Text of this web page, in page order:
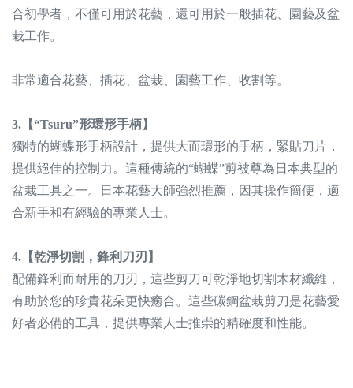
合初學者，不僅可用於花藝，還可用於一般插花、園藝及盆
栽工作。
非常適合花藝、插花、盆栽、園藝工作、收割等。
3.【“Tsuru”形環形手柄】
獨特的蝴蝶形手柄設計，提供大而環形的手柄，緊貼刀片，
提供絕佳的控制力。這種傳統的“蝴蝶”剪被尊為日本典型的
盆栽工具之一。日本花藝大師強烈推薦，因其操作簡便，適
合新手和有經驗的專業人士。
4.【乾淨切割，鋒利刀刃】
配備鋒利而耐用的刀刃，這些剪刀可乾淨地切割木材纖維，
有助於您的珍貴花朵更快癒合。這些碳鋼盆栽剪刀是花藝愛
好者必備的工具，提供專業人士推崇的精確度和性能。